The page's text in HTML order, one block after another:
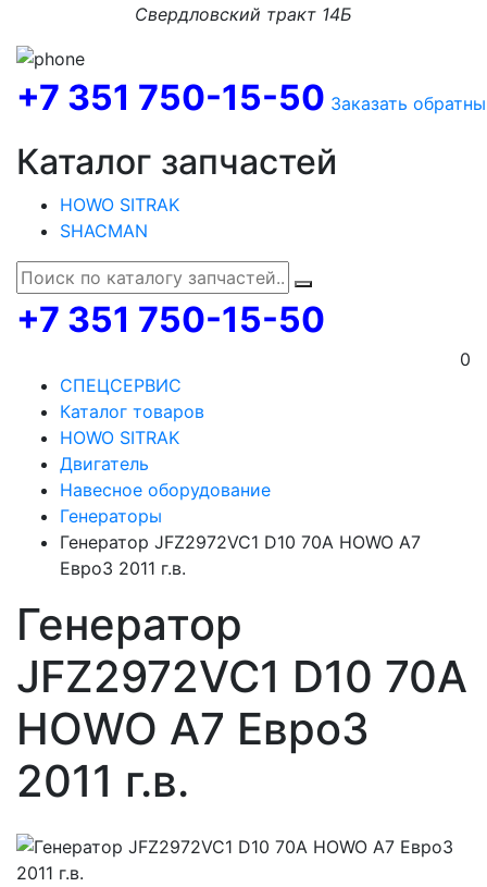
Свердловский тракт 14Б
+7 351 750-15-50 Заказать
Каталог запчастей
HOWO SITRAK
SHACMAN
+7 351 750-15-50
0
СПЕЦСЕРВИС
Каталог товаров
HOWO SITRAK
Двигатель
Навесное оборудование
Генераторы
Генератор JFZ2972VC1 D10 70А HOWO A7
Евро3 2011 г.в.
Генератор
JFZ2972VC1 D10 70А
HOWO A7 Евро3
2011 г.в.